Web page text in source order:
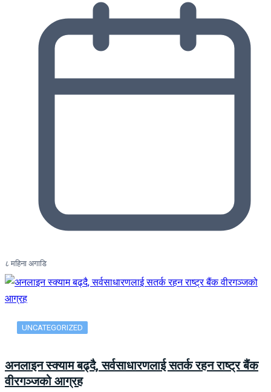
८ महिना अगाडि
UNCATEGORIZED
अनलाइन स्क्याम बढ्दै, सर्वसाधारणलाई सतर्क रहन राष्ट्र बैंक
वीरगञ्जको आग्रह